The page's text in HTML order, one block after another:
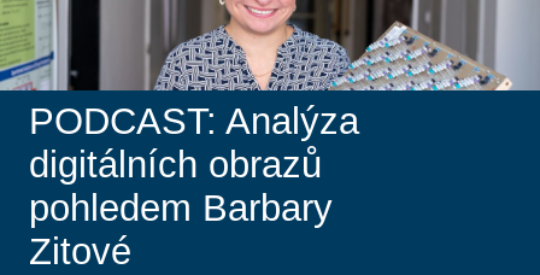
PODCAST: Analýza
digitálních obrazů
pohledem Barbary
Zitové